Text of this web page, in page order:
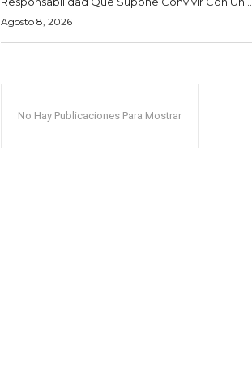
Agosto 8, 2026
No Hay Publicaciones Para Mostrar